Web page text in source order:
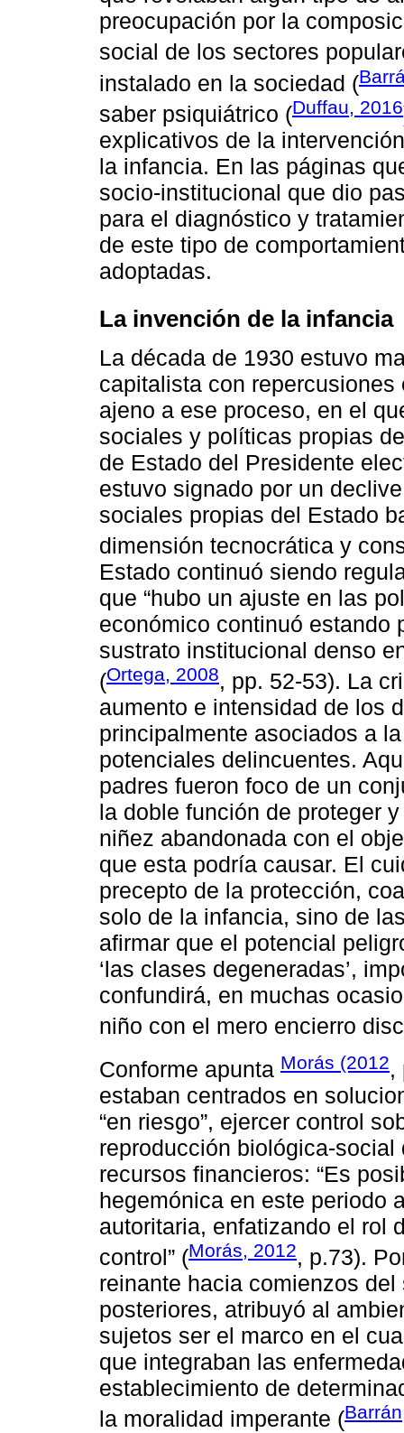
preocupación por la
social de los sectores
instalado en la sociedad (
saber psiquiátrico (Duffau, 2016
explicativos de la
la infancia. En las páginas
socio-institucional que dio
para el diagnóstico y
de este tipo de
adoptadas.
La invención de la infancia
La década de 1930 estuvo
capitalista con
ajeno a ese proceso, en el
sociales y políticas propias
de Estado del Presidente
estuvo signado por un
sociales propias del Estado
dimensión tecnocrática y
Estado continuó siendo
que “hubo un ajuste en las
económico continuó estando
sustrato institucional denso
(Ortega, 2008, pp. 52-53). La
aumento e intensidad de los
principalmente asociados a
potenciales delincuentes.
padres fueron foco de un
la doble función de proteger
niñez abandonada con el
que esta podría causar. El
precepto de la protección,
solo de la infancia, sino de
afirmar que el potencial
‘las clases degeneradas’,
confundirá, en muchas
niño con el mero encierro
Conforme apunta Morás (2012,
estaban centrados en
“en riesgo”, ejercer control
reproducción biológica-
recursos financieros: “Es
hegemónica en este periodo
autoritaria, enfatizando el rol
control” (Morás, 2012, p.73).
reinante hacia comienzos
posteriores, atribuyó al
sujetos ser el marco en el
que integraban las
establecimiento de
la moralidad imperante (